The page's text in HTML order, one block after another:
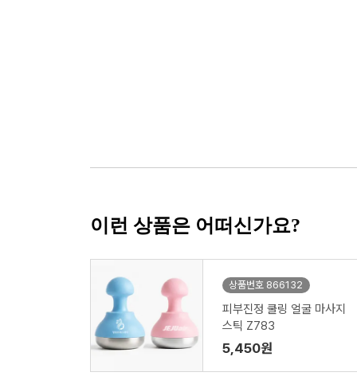
이런 상품은 어떠신가요?
상품번호 866132
피부진정 쿨링 얼굴 마사지
스틱 Z783
5,450원